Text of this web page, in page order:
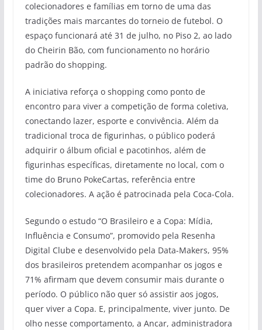
colecionadores e famílias em torno de uma das
tradições mais marcantes do torneio de futebol. O
espaço funcionará até 31 de julho, no Piso 2, ao lado
do Cheirin Bão, com funcionamento no horário
padrão do shopping.
A iniciativa reforça o shopping como ponto de
encontro para viver a competição de forma coletiva,
conectando lazer, esporte e convivência. Além da
tradicional troca de figurinhas, o público poderá
adquirir o álbum oficial e pacotinhos, além de
figurinhas específicas, diretamente no local, com o
time do Bruno PokeCartas, referência entre
colecionadores. A ação é patrocinada pela Coca-Cola.
Segundo o estudo “O Brasileiro e a Copa: Mídia,
Influência e Consumo”, promovido pela Resenha
Digital Clube e desenvolvido pela Data-Makers, 95%
dos brasileiros pretendem acompanhar os jogos e
71% afirmam que devem consumir mais durante o
período. O público não quer só assistir aos jogos,
quer viver a Copa. E, principalmente, viver junto. De
olho nesse comportamento, a Ancar, administradora